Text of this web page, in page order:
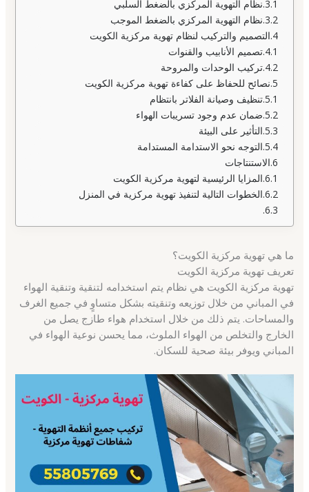
نظام التهوية المركزي بالضغط السلبي
نظام التهوية المركزي بالضغط الموجب
التصميم والتركيب لنظام تهوية مركزية الكويت
تصميم الأنابيب والقنوات
تركيب الوحدات والمروحة
نصائح للحفاظ على كفاءة تهوية مركزية الكويت
تنظيف وصيانة الفلاتر بانتظام
ضمان عدم وجود تسريبات الهواء
التأثير على البيئة
التوجه نحو الاستدامة المستدامة
الاستنتاجات
المزايا الرئيسية لتهوية مركزية الكويت
الخطوات التالية لتنفيذ تهوية مركزية في المنزل
ما هي تهوية مركزية الكويت؟
تعريف تهوية مركزية الكويت
تهوية مركزية الكويت هي نظام يتم استخدامه لتنقية وتنقية الهواء
في المباني من خلال توزيعه وتنقيته بشكل متساوٍ في جميع الغرف
والمساحات. يتم ذلك من خلال استخدام هواء طازج يصل من
الخارج والتخلص من الهواء الملوث، مما يحسن نوعية الهواء في
المباني ويوفر بيئة صحية للسكان.